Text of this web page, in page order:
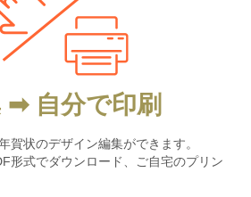
➡ 自分で印刷
賀状のデザイン編集ができます。
形式でダウンロード、ご自宅のプリン